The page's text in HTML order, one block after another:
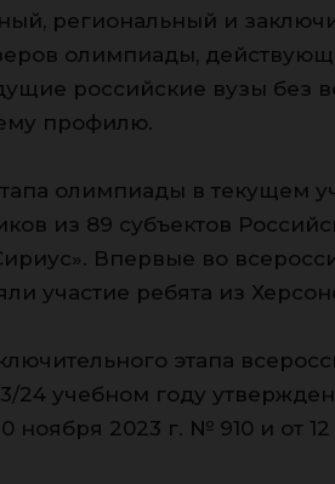
региональный и
олимпиады,
российские вузы без
профилю.
олимпиады в текущем
из 89 субъектов
Впервые во
участие ребята из
этапа
24 учебном году
2023 г. № 910 и от